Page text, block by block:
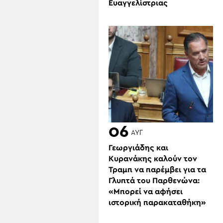
ΕΠΟΜΕΝΗ
Ευαγγελίστριας
06 ΑΥΓ
Γεωργιάδης και
Κυρανάκης καλούν τον
Τραμπ να παρέμβει για τα
Γλυπτά του Παρθενώνα:
«Μπορεί να αφήσει
ιστορική παρακαταθήκη»